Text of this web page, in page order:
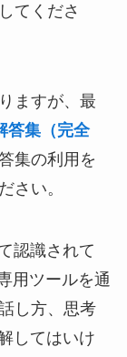
てくださ
ますが、最
答集（完全
集の利用を
さい。
認識されて
用ツールを通
し方、思考
してはいけ